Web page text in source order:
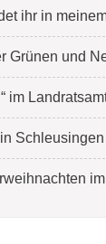
ihr in
Grünen und
im
Schleusingen